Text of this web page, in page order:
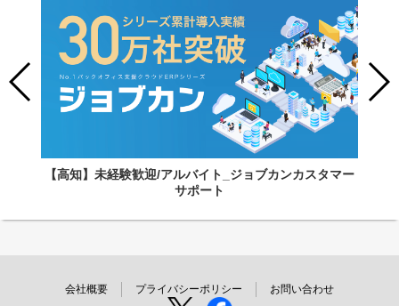
【高知】未経験歓迎/アルバイト_ジョブカンカスタマー
サポート
会社概要 プライバシーポリシー お問い合わせ